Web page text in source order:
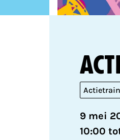
9 mei
10:00